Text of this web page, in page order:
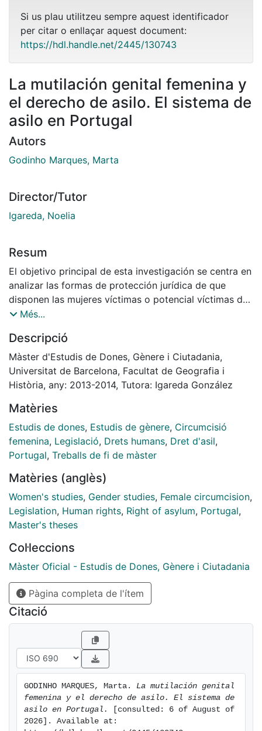
Si us plau utilitzeu sempre aquest identificador
per citar o enllaçar aquest document:
https://hdl.handle.net/2445/130743
La mutilación genital femenina y
el derecho de asilo. El sistema de
asilo en Portugal
Autors
Godinho Marques, Marta
Director/Tutor
Igareda, Noelia
Resum
El objetivo principal de esta investigación se centra en
analizar las formas de protección jurídica de que
disponen las mujeres víctimas o potencial víctimas de
Mutilación Genital Femenina cuando solicitan
género, en particular en los supuestos de MGF. Es aquí
que nos surge el planteamiento de la cuestión de
saber de ¿qué forma los estados y, Portugal en
particular, deben garantizar la protección a las
es una respuesta eficaz en la protección de los
derechos humanos y, en este sentido, es necesario
reivindicarlo como medida de protección para las
mujeres que huyen de la práctica.
Més...
Descripció
Màster d'Estudis de Dones, Gènere i Ciutadania,
Universitat de Barcelona, Facultat de Geografia i
Història, any: 2013-2014, Tutora: Igareda González
Matèries
Estudis de dones, Estudis de gènere, Circumcisió
femenina, Legislació, Drets humans, Dret d'asil,
Portugal, Treballs de fi de màster
Matèries (anglès)
Women's studies, Gender studies, Female circumcision,
Legislation, Human rights, Right of asylum, Portugal,
Master's theses
Col·leccions
Màster Oficial - Estudis de Dones, Gènere i Ciutadania
Pàgina completa de l'ítem
Citació
GODINHO MARQUES, Marta. La mutilación genital
femenina y el derecho de asilo. El sistema de
asilo en Portugal.
[consulted: 6 of August of
2026]. Available at: